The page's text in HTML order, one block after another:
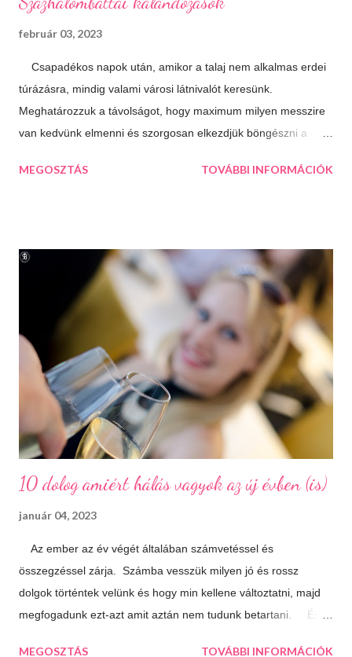
február 03, 2023
Csapadékos napok után, amikor a talaj nem alkalmas erdei
túrázásra, mindig valami városi látnivalót keresünk.
Meghatározzuk a távolságot, hogy maximum milyen messzire
van kedvünk elmenni és szorgosan elkezdjük böngészni a
települést. Így esett a választásunk következő úticélként
lakott, bővelkedik régészeti feltárásokban és kincsekben,
melyeket a város a mai napig lelkiismeretesen ápol és büszkén
meg is mutat a világnak. A százhalom előtag a település
határában húzódó halomsírokra utal, melyeket ma is meg lehet
tekinteni a régészeti parkban. De még mielőtt ide eljutnánk,
érdemes megállni a gyönyörűen felújított főtéren, ahol a
Makovecz Imre által tervezett Szent István Templom magas...
MEGOSZTÁS TOVÁBBI INFORMÁCIÓK
10 dolog amiért hálás vagyok az új évben (is)
január 04, 2023
Az ember az év végét általában számvetéssel és
összegzéssel zárja. Számba vesszük milyen jó és rossz
dolgok történtek velünk és hogy min kellene változtatni, majd
megfogadunk ezt-azt amit aztán nem tudunk betartani. Én
MEGOSZTÁS TOVÁBBI INFORMÁCIÓK